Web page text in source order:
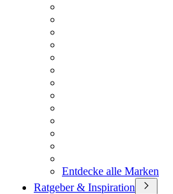
Entdecke alle Marken
Ratgeber & Inspiration